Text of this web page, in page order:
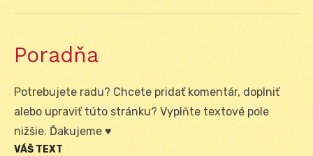
Poradňa
Potrebujete radu? Chcete pridať komentár, doplniť
alebo upraviť túto stránku? Vyplňte textové pole
nižšie. Ďakujeme ♥
VÁŠ TEXT